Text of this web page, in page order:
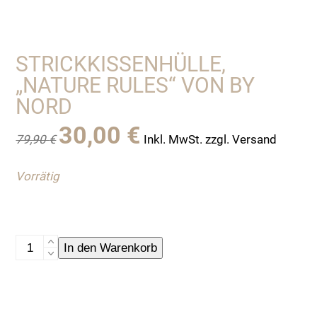
STRICKKISSENHÜLLE,
„NATURE RULES“ VON BY
NORD
79,90€
Ursprünglicher
Preis
79,90 €
30,00 € Preis
Inkl. MwSt. zzgl. Versand
Vorrätig
Strickkissenhülle,In den Warenkorb